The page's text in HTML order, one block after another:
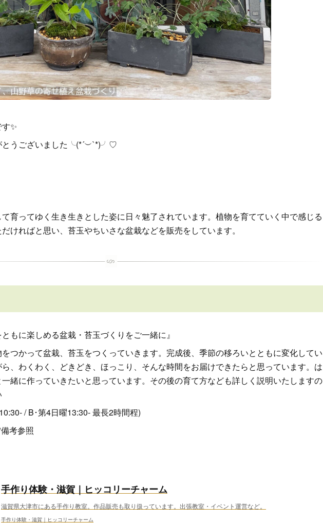
✨
とうございました╰(*´︶`*)╯♡
育ってゆく生き生きとした姿に日々魅了されています。植物を育てていく中で感じる
ければと思い、苔玉やちいさな盆栽などを販売をしています。
もに楽しめる盆栽・苔玉づくりをご一緒に』
つかって盆栽、苔玉をつくっていきます。完成後、季節の移ろいとともに変化してい
、わくわく、どきどき、ほっこり、そんな時間をお届けできたらと思っています。は
緒に作っていきたいと思っています。その後の育て方なども詳しく説明いたしますの
/ B･第4日曜13:30- 最長2時間程)
考参照
手作り体験・滋賀｜ヒッコリーチャーム
滋賀県大津市にある手作り教室。作品販売も取り扱っています。出張教室・イベント運営など。
手作り体験・滋賀｜ヒッコリーチャーム